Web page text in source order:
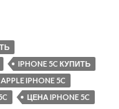
IPHONE 5C КУПИТЬ
IPHONE 5C
ЦЕНА IPHONE 5C